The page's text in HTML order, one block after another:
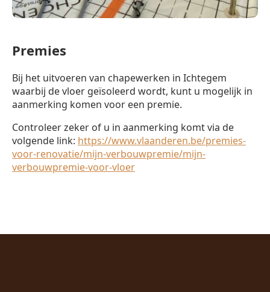
Premies
Bij het uitvoeren van chapewerken in Ichtegem
waarbij de vloer geïsoleerd wordt, kunt u mogelijk in
aanmerking komen voor een premie.
Controleer zeker of u in aanmerking komt via de
volgende link: https://www.vlaanderen.be/premies-
voor-renovatie/mijn-verbouwpremie/mijn-
verbouwpremie-voor-vloer